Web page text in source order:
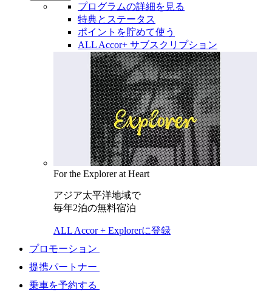
プログラムの詳細を見る
特典とステータス
ポイントを貯めて使う
ALL Accor+ サブスクリプション
For the Explorer at Heart
アジア太平洋地域で
毎年2泊の無料宿泊
ALL Accor + Explorerに登録
プロモーション
提携パートナー
乗車を予約する